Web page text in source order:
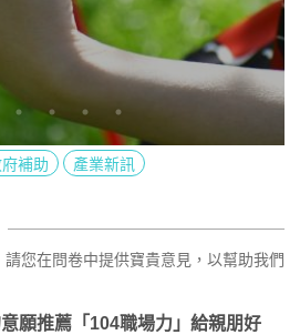
補助 產業新訊
您在問卷中提供寶貴意見，以幫助我們
願推薦「104職場力」給親朋好